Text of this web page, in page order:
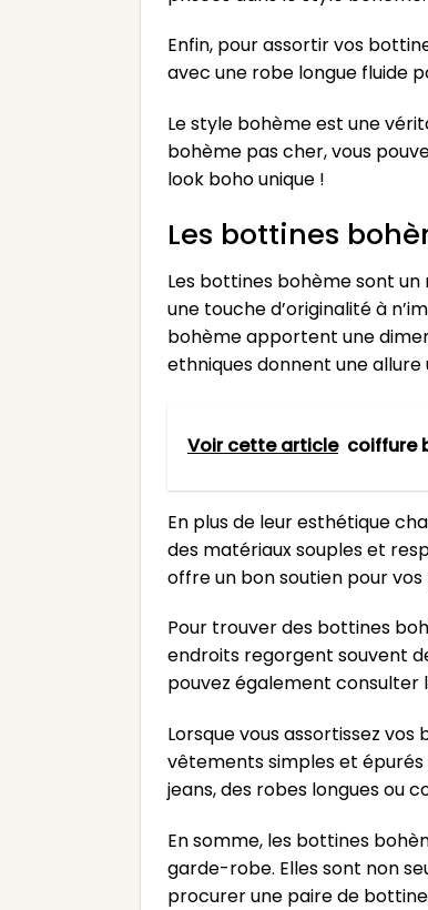
Enfin, pour assortir vos
avec une robe longue fluide
Le style bohème est une
bohème pas cher, vous
look boho unique !
Les bottines
Les bottines bohème sont
une touche d’originalité à
bohème apportent une
ethniques donnent une allure
Voir cette article coiffure
En plus de leur esthétique
des matériaux souples et
offre un bon soutien pour
Pour trouver des bottines
endroits regorgent souvent
pouvez également consulter
Lorsque vous assortissez
vêtements simples et
jeans, des robes longues ou
En somme, les bottines
garde-robe. Elles sont non
procurer une paire de